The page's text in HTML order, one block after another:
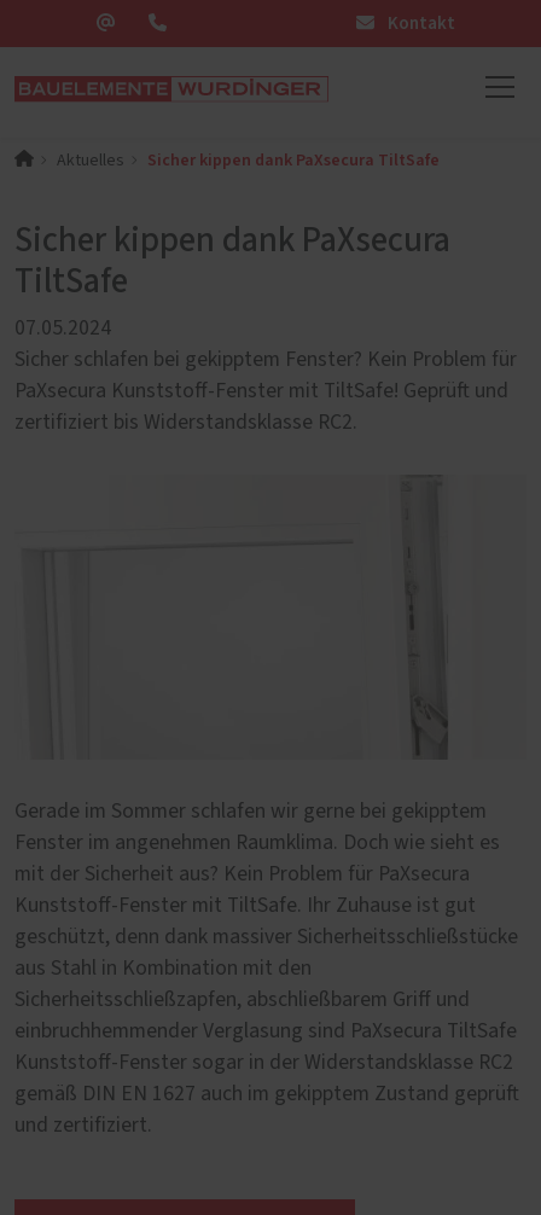
Kontakt
Aktuelles Sicher kippen dank PaXsecura TiltSafe
Sicher kippen dank PaXsecura
TiltSafe
07.05.2024
Sicher schlafen bei gekipptem Fenster? Kein Problem für
PaXsecura Kunststoff-Fenster mit TiltSafe! Geprüft und
zertifiziert bis Widerstandsklasse RC2.
Gerade im Sommer schlafen wir gerne bei gekipptem
Fenster im angenehmen Raumklima. Doch wie sieht es
mit der Sicherheit aus? Kein Problem für PaXsecura
Kunststoff-Fenster mit TiltSafe. Ihr Zuhause ist gut
geschützt, denn dank massiver Sicherheitsschließstücke
aus Stahl in Kombination mit den
Sicherheitsschließzapfen, abschließbarem Griff und
einbruchhemmender Verglasung sind PaXsecura TiltSafe
Kunststoff-Fenster sogar in der Widerstandsklasse RC2
gemäß DIN EN 1627 auch im gekipptem Zustand geprüft
und zertifiziert.